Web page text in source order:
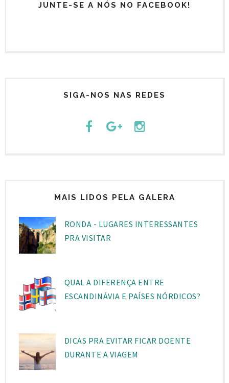
JUNTE-SE A NÓS NO FACEBOOK!
SIGA-NOS NAS REDES
MAIS LIDOS PELA GALERA
RONDA - LUGARES INTERESSANTES
PRA VISITAR
QUAL A DIFERENÇA ENTRE
ESCANDINÁVIA E PAÍSES NÓRDICOS?
DICAS PRA EVITAR FICAR DOENTE
DURANTE A VIAGEM